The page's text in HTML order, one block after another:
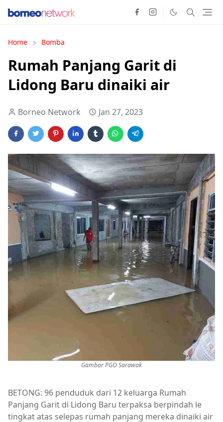
Home Bomba
Rumah Panjang Garit di
Lidong Baru dinaiki air
Borneo Network Jan 27, 2023
Gambar PGO Sarawak
BETONG: 96 penduduk dari 12 keluarga Rumah
Panjang Garit di Lidong Baru terpaksa berpindah le
tingkat atas selepas rumah panjang mereka dinaiki air